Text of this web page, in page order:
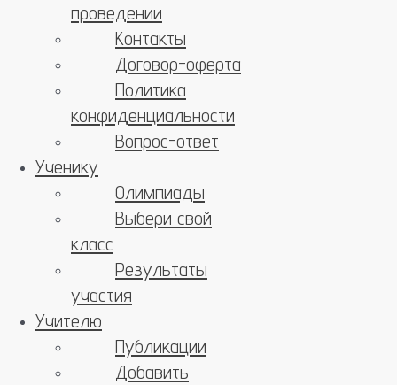
проведении
Контакты
Договор-оферта
Политика
конфиденциальности
Вопрос-ответ
Ученику
Олимпиады
Выбери свой
класс
Результаты
участия
Учителю
Публикации
Добавить